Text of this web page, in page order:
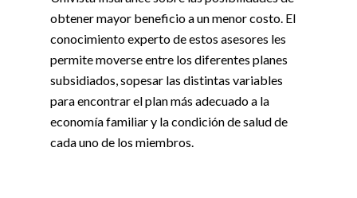
obtener mayor beneficio a un menor costo. El
conocimiento experto de estos asesores les
permite moverse entre los diferentes planes
subsidiados, sopesar las distintas variables
para encontrar el plan más adecuado a la
economía familiar y la condición de salud de
cada uno de los miembros.